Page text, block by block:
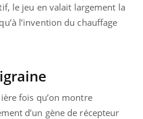
le jeu en valait largement la
l’invention du chauffage
fois qu’on montre
d’un gène de récepteur